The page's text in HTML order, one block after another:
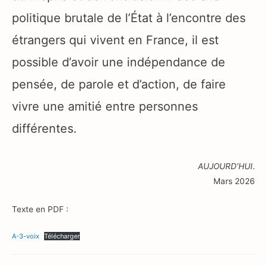
politique brutale de l’État à l’encontre des
étrangers qui vivent en France, il est
possible d’avoir une indépendance de
pensée, de parole et d’action, de faire
vivre une amitié entre personnes
différentes.
AUJOURD’HUI.
Mars 2026
Texte en PDF :
A-3-voix Télécharger